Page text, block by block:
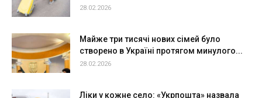
28.02.2026
Майже три тисячі нових сімей було
створено в Україні протягом минулого...
28.02.2026
Ліки у кожне село: «Укрпошта» назвала